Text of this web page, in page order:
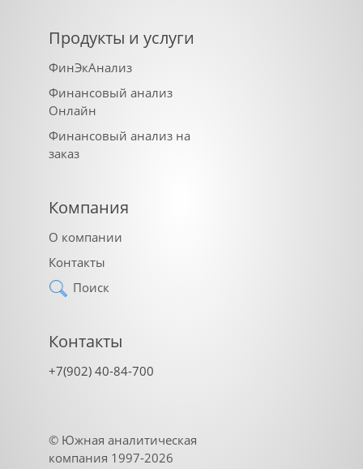
Продукты и услуги
ФинЭкАнализ
Финансовый анализ
Онлайн
Финансовый анализ на
заказ
Компания
О компании
Контакты
Поиск
Контакты
+7(902) 40-84-700
© Южная аналитическая
компания 1997-2026